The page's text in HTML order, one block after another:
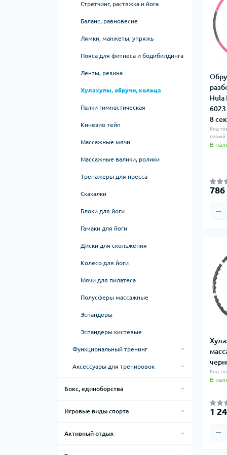
Силовые станции Force USA
Столы для армрестлинга
Вертикальные тренажеры
Восстановленные гребные
Рукояти для тяг
Лавки и стойки для гантелей, дисков,
Стретчинг, растяжка и йога
Баланс, равновесие
Лямки, манжеты, упряжь
Пояса для фитнеса и бодибилдинга
Ленты, резина
Хулахупы, обручи, кольца
Палки гимнастическая
Кинезио тейп
Массажные мячи
Массажные валики, ролики
Тренажеры для пресса
Скакалки
Блоки для йоги
Гамаки для йоги
Диски для скольжения
Колесо для йоги
Мячи для пилатеса
Полусферы массажные
Эспандеры
Эспандеры кистевые
Функциональный тренинг
системы
Упоры для отжиманий
Аксессуары для тренировок
термокружки
Бокс, единоборства
Мешки
Игровые виды спорта
Теннисные столы
Активный отдых
Hula
8
Код
серый
В
786
Код
В
1